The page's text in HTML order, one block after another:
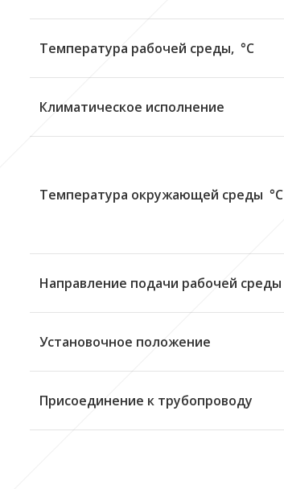
Температура рабочей среды, °C
Климатическое исполнение
Температура окружающей среды °C
Направление подачи рабочей среды
Установочное положение
Присоединение к трубопроводу